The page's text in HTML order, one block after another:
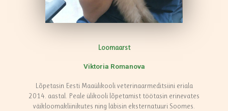
Loomaarst
Viktoria Romanova
Lõpetasin Eesti Maaülikooli veterinaarmeditsiini eriala
2014. aastal. Peale ülikooli lõpetamist töötasin erinevates
väikloomakliinikutes ning läbisin eksternatuuri Soomes.